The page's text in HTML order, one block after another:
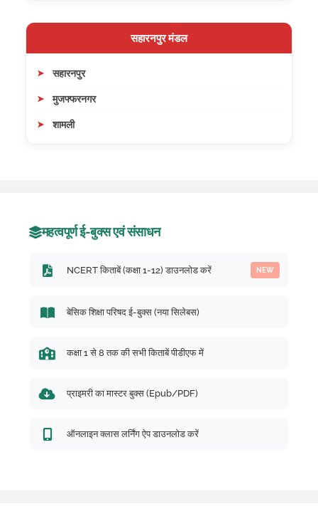
सहारनपुर मंडल
सहारनपुर
मुजफ्फरनगर
शामली
महत्वपूर्ण ई-बुक्स एवं संसाधन
NCERT किताबें (कक्षा 1-12) डाउनलोड करें NEW
बेसिक शिक्षा परिषद ई-बुक्स (नया सिलेबस)
कक्षा 1 से 8 तक की सभी किताबें पीडीएफ में
प्राइमरी का मास्टर बुक्स (Epub/PDF)
ऑनलाइन क्लास लर्निंग ऐप डाउनलोड करें